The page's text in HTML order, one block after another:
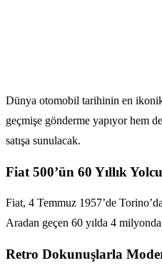
Dünya otomobil tarihinin en
geçmişe gönderme yapıyor hem
satışa sunulacak.
Fiat 500’ün 60 Yıllık
Fiat, 4 Temmuz 1957’de
Aradan geçen 60 yılda 4
Retro Dokunuşlarla